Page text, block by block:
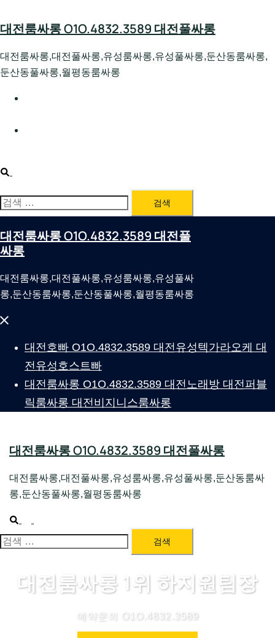
to
대전룸싸롱 O1O.4832.3589 대전풀싸롱
대전룸싸롱,대전풀싸롱,유성룸싸롱,유성풀싸롱,둔산동룸싸롱,
둔산동풀싸롱,월평동룸싸롱
Search
검
색:
대전룸싸롱 O1O.4832.3589 대전풀
싸롱
대전룸싸롱,대전풀싸롱,유성룸싸롱,유성풀싸
롱,둔산동룸싸롱,둔산동풀싸롱,월평동룸싸롱
Close
대전호빠 O1O.4832.3589 대전유성텍가라오케 대
전유성호스트빠
대전룸싸롱 O1O.4832.3589 대전노래방 대전퍼블
릭룸싸롱 대전비지니스룸싸롱
대전룸싸롱 O1O.4832.3589 대전풀싸롱
대전룸싸롱,대전풀싸롱,유성룸싸롱,유성풀싸롱,둔산동룸싸
롱,둔산동풀싸롱,월평동룸싸롱
Search
menu
검
대전룸싸롱 1위 하지원팀장
예약문의 O1O.4832.3589